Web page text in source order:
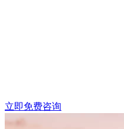
立即免费咨询